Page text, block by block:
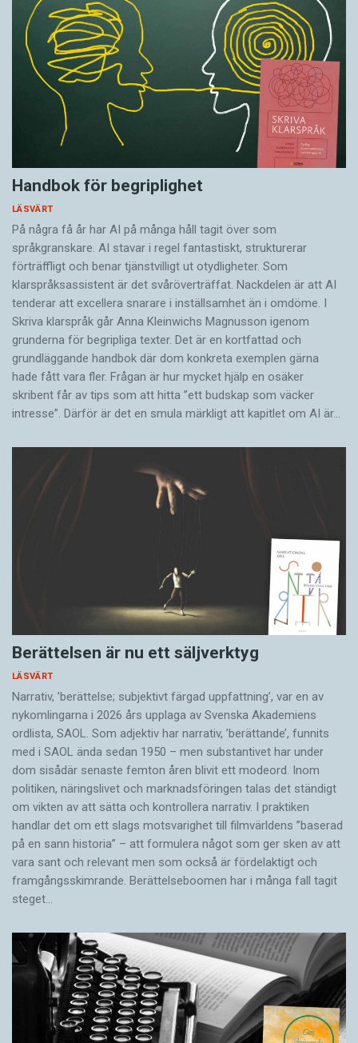
Handbok för begriplighet
LÄSVÄRT
På några få år har AI på många håll tagit över som
språkgranskare. AI stavar i regel fantastiskt, strukturerar
förträffligt och benar tjänstvilligt ut otydligheter. Som
klarspråksassistent är det svår­överträffat. Nack­delen är att AI
tenderar att excellera snarare i inställsamhet än i omdöme. I
Skriva klarspråk går Anna Kleinwichs Magnusson igenom
grunderna för begripliga texter. Det är en kortfattad och
grundläggande handbok där dom konkreta exemplen gärna
hade fått vara fler. Frågan är hur mycket hjälp en osäker
skribent får av tips som att hitta ”ett budskap som väcker
intresse”. Därför är det en smula märkligt att kapitlet om AI är…
Berättelsen är nu ett säljverktyg
LÄSVÄRT
Narrativ, ’berättelse; subjektivt färgad uppfattning’, var en av
nykomlingarna i 2026 års upplaga av Svenska Akademiens
ordlista, SAOL. Som adjektiv har narrativ, ’berättande’, funnits
med i SAOL ända sedan 1950 – men substantivet har under
dom sisådär senaste femton åren blivit ett modeord. Inom
politiken, näringslivet och marknadsföringen talas det ständigt
om vikten av att sätta och kontrollera narrativ. I praktiken
handlar det om ett slags motsvarighet till filmvärldens ”baserad
på en sann historia” – att formulera något som ger sken av att
vara sant och ­relevant men som också är fördelaktigt och
framgångsskimrande. Berättelseboomen har i många fall tagit
steget…